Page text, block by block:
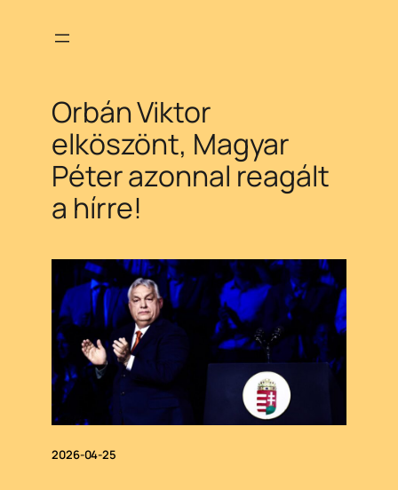
Orbán Viktor
elköszönt, Magyar
Péter azonnal reagált
a hírre!
2026-04-25